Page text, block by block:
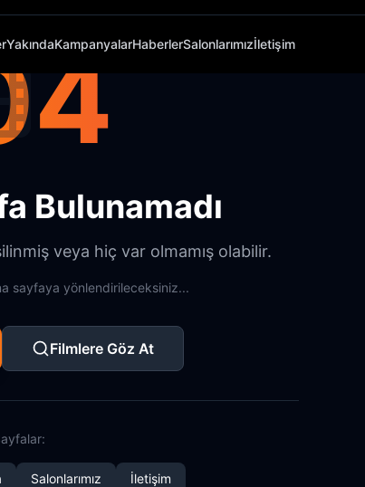
YakındaKampanyalarHaberlerSalonlarımızİletişim
Bulunamadı
veya hiç var olmamış olabilir.
sayfaya yönlendirileceksiniz...
Filmlere Göz At
Salonlarımız İletişim